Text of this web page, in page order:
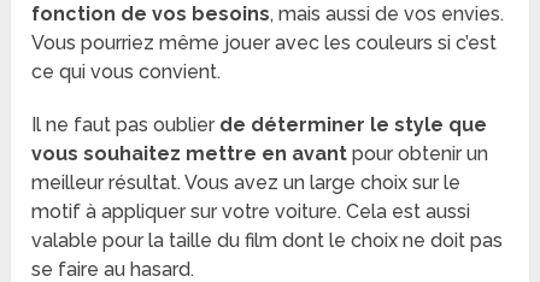
fonction de vos besoins, mais aussi de vos envies.
Vous pourriez même jouer avec les couleurs si c’est
ce qui vous convient.
Il ne faut pas oublier de déterminer le style que
vous souhaitez mettre en avant pour obtenir un
meilleur résultat. Vous avez un large choix sur le
motif à appliquer sur votre voiture. Cela est aussi
valable pour la taille du film dont le choix ne doit pas
se faire au hasard.